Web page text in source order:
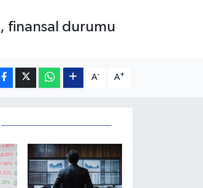
finansal durumu
A- A+